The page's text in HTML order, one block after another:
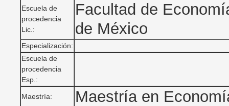
Escuela de
procedencia
Lic.:
Facultad de
de México
Especialización:
Escuela de
procedencia
Esp.:
Maestría: Maestría en